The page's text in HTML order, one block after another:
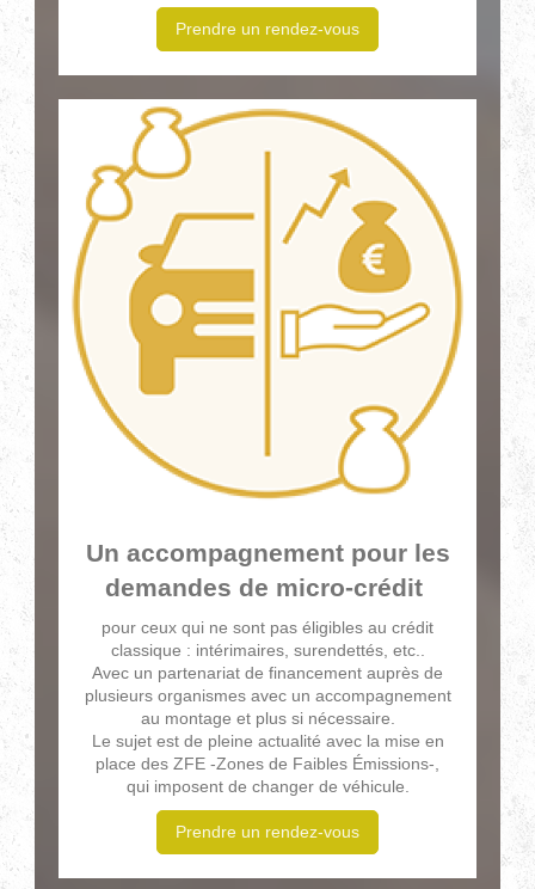
Prendre un rendez-vous
Un accompagnement pour les
demandes de micro-crédit
pour ceux qui ne sont pas éligibles au crédit
classique : intérimaires, surendettés, etc..
Avec un partenariat de financement auprès de
plusieurs organismes avec un accompagnement
au montage et plus si nécessaire.
Le sujet est de pleine actualité avec la mise en
place des ZFE -Zones de Faibles Émissions-,
qui imposent de changer de véhicule.
Prendre un rendez-vous